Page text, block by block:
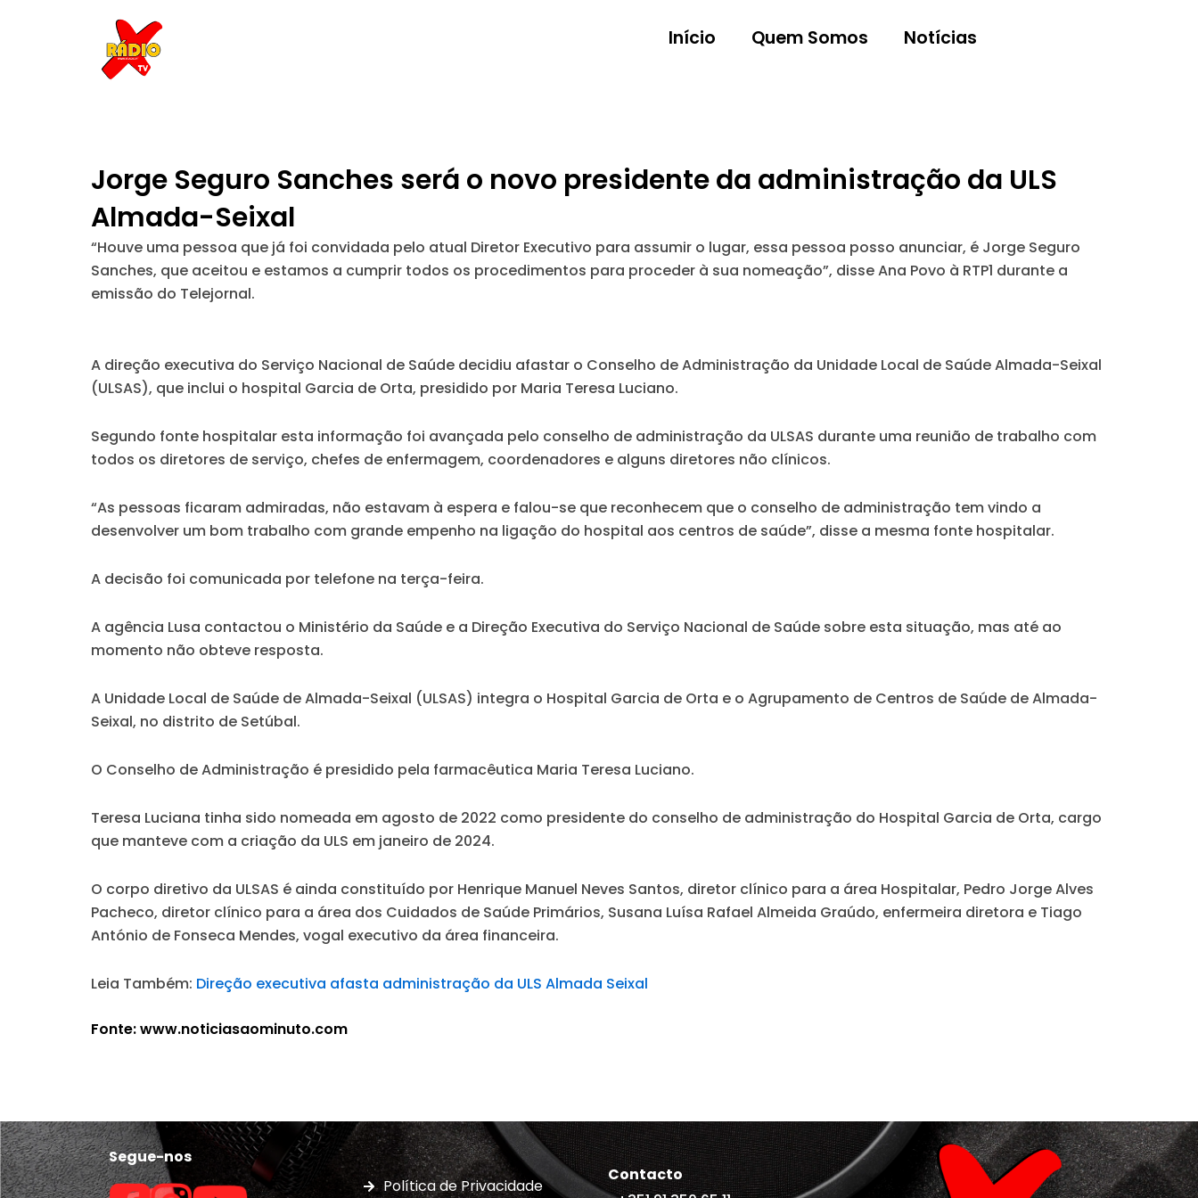
Início Quem Somos Notícias
Jorge Seguro Sanches será o novo presidente da administração da ULS
Almada-Seixal
“Houve uma pessoa que já foi convidada pelo atual Diretor Executivo para assumir o lugar, essa pessoa posso anunciar, é Jorge Seguro
Sanches, que aceitou e estamos a cumprir todos os procedimentos para proceder à sua nomeação”, disse Ana Povo à RTP1 durante a
emissão do Telejornal.
A direção executiva do Serviço Nacional de Saúde decidiu afastar o Conselho de Administração da Unidade Local de Saúde Almada-Seixal
(ULSAS), que inclui o hospital Garcia de Orta, presidido por Maria Teresa Luciano.
Segundo fonte hospitalar esta informação foi avançada pelo conselho de administração da ULSAS durante uma reunião de trabalho com
todos os diretores de serviço, chefes de enfermagem, coordenadores e alguns diretores não clínicos.
“As pessoas ficaram admiradas, não estavam à espera e falou-se que reconhecem que o conselho de administração tem vindo a
desenvolver um bom trabalho com grande empenho na ligação do hospital aos centros de saúde”, disse a mesma fonte hospitalar.
A decisão foi comunicada por telefone na terça-feira.
A agência Lusa contactou o Ministério da Saúde e a Direção Executiva do Serviço Nacional de Saúde sobre esta situação, mas até ao
momento não obteve resposta.
A Unidade Local de Saúde de Almada-Seixal (ULSAS) integra o Hospital Garcia de Orta e o Agrupamento de Centros de Saúde de Almada-
Seixal, no distrito de Setúbal.
O Conselho de Administração é presidido pela farmacêutica Maria Teresa Luciano.
Teresa Luciana tinha sido nomeada em agosto de 2022 como presidente do conselho de administração do Hospital Garcia de Orta, cargo
que manteve com a criação da ULS em janeiro de 2024.
O corpo diretivo da ULSAS é ainda constituído por Henrique Manuel Neves Santos, diretor clínico para a área Hospitalar, Pedro Jorge Alves
Pacheco, diretor clínico para a área dos Cuidados de Saúde Primários, Susana Luísa Rafael Almeida Graúdo, enfermeira diretora e Tiago
António de Fonseca Mendes, vogal executivo da área financeira.
Leia Também: Direção executiva afasta administração da ULS Almada Seixal
Fonte: www.noticiasaominuto.com
Segue-nos
Política de Privacidade
Contacto